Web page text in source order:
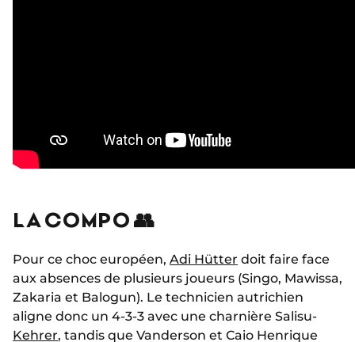
LA COMPO 👥
Pour ce choc européen, Adi Hütter doit faire face
aux absences de plusieurs joueurs (Singo, Mawissa,
Zakaria et Balogun). Le technicien autrichien
aligne donc un 4-3-3 avec une charnière Salisu-
Kehrer, tandis que Vanderson et Caio Henrique